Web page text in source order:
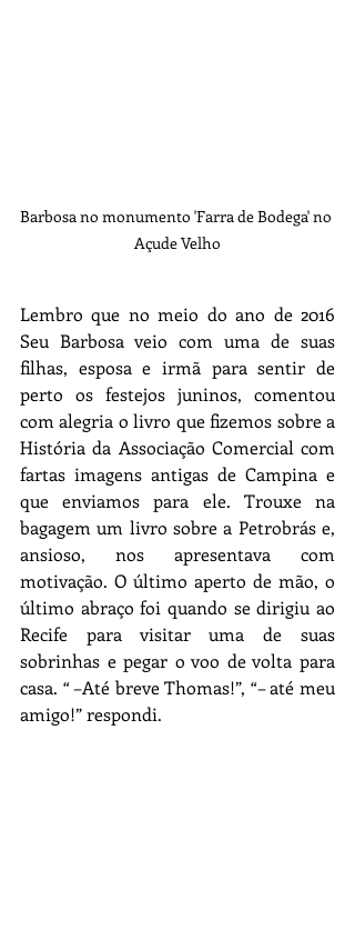
Barbosa no monumento 'Farra de Bodega' no
Açude Velho
Lembro que no meio do ano de 2016
Seu Barbosa veio com uma de suas
filhas, esposa e irmã para sentir de
perto os festejos juninos, comentou
com alegria o livro que fizemos sobre a
História da Associação Comercial com
fartas imagens antigas de Campina e
que enviamos para ele. Trouxe na
bagagem um livro sobre a Petrobrás e,
ansioso, nos apresentava com
motivação. O último aperto de mão, o
último abraço foi quando se dirigiu ao
Recife para visitar uma de suas
sobrinhas e pegar o voo de volta para
casa. “ –Até breve Thomas!”, “– até meu
amigo!” respondi.